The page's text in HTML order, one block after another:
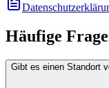
Häufige
Gibt es einen Standort